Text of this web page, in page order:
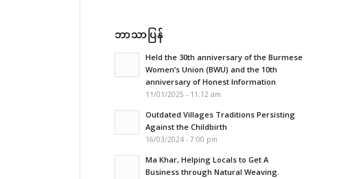
ဘာသာပြန်
Held the 30th anniversary of the Burmese
Women’s Union (BWU) and the 10th
anniversary of Honest Information
11/01/2025 - 11:12 am
Outdated Villages Traditions Persisting
Against the Childbirth
16/03/2024 - 7:00 pm
Ma Khar, Helping Locals to Get A
Business through Natural Weaving.